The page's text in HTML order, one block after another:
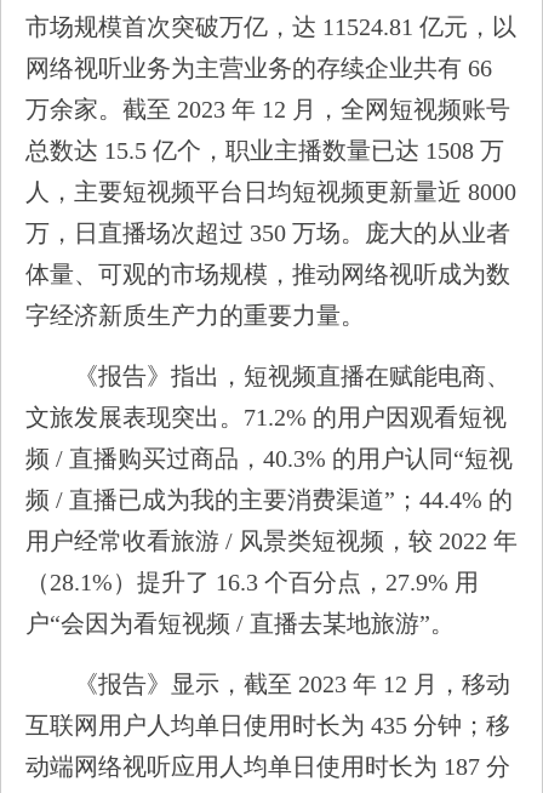
市场规模首次突破万亿，达 11524.81 亿元，以
网络视听业务为主营业务的存续企业共有 66
万余家。截至 2023 年 12 月，全网短视频账号
总数达 15.5 亿个，职业主播数量已达 1508 万
人，主要短视频平台日均短视频更新量近 8000
万，日直播场次超过 350 万场。庞大的从业者
体量、可观的市场规模，推动网络视听成为数
字经济新质生产力的重要力量。
《报告》指出，短视频直播在赋能电商、
文旅发展表现突出。71.2% 的用户因观看短视
频 / 直播购买过商品，40.3% 的用户认同“短视
频 / 直播已成为我的主要消费渠道”；44.4% 的
用户经常收看旅游 / 风景类短视频，较 2022 年
（28.1%）提升了 16.3 个百分点，27.9% 用
户“会因为看短视频 / 直播去某地旅游”。
《报告》显示，截至 2023 年 12 月，移动
互联网用户人均单日使用时长为 435 分钟；移
动端网络视听应用人均单日使用时长为 187 分